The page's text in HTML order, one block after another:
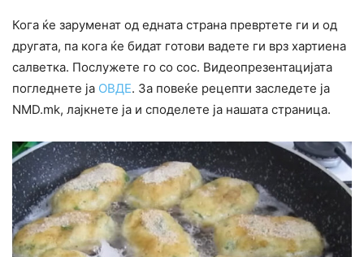
Кога ќе заруменат од едната страна превртете ги и од
другата, па кога ќе бидат готови вадете ги врз хартиена
салветка. Послужете го со сос. Видеопрезентацијата
погледнете ја ОВДЕ. За повеќе рецепти заследете ја
NMD.mk, лајкнете ја и споделете ја нашата страница.